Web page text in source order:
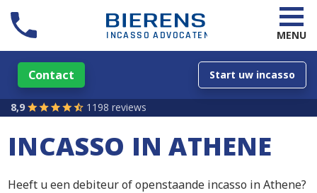
MENU
Contact Start uw incasso
8,9 1198 reviews
INCASSO IN ATHENE
Heeft u een debiteur of openstaande incasso in Athene?